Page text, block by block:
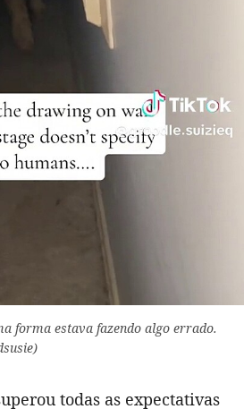
forma estava fazendo algo errado.
todas as expectativas